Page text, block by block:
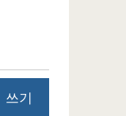
쓰기